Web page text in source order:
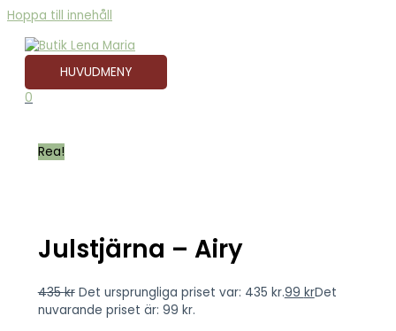
Hoppa till innehåll
HUVUDMENY
0
Rea!
Julstjärna – Airy
435kr Det ursprungliga priset var: 435 kr.99 krDet
nuvarande priset är: 99 kr.